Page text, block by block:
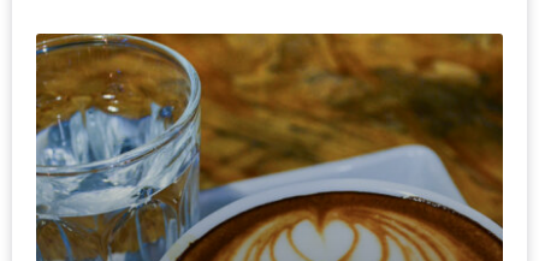
โล่
พร้อม
ชิม
และ
ช้อป
ที่
เดียว